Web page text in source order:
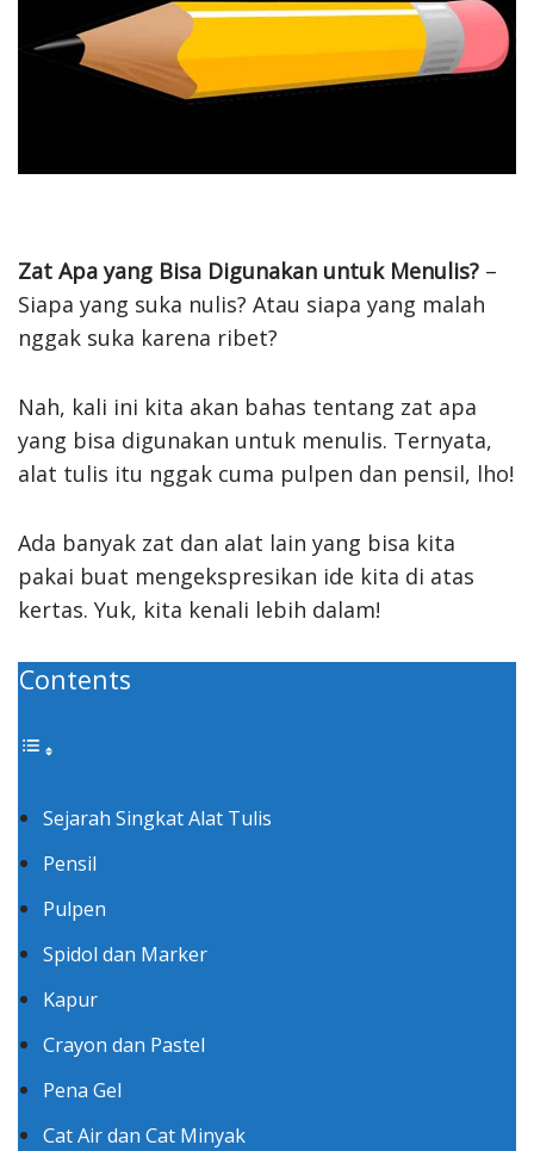
Zat Apa yang Bisa Digunakan untuk Menulis? –
Siapa yang suka nulis? Atau siapa yang malah
nggak suka karena ribet?
Nah, kali ini kita akan bahas tentang zat apa
yang bisa digunakan untuk menulis. Ternyata,
alat tulis itu nggak cuma pulpen dan pensil, lho!
Ada banyak zat dan alat lain yang bisa kita
pakai buat mengekspresikan ide kita di atas
kertas. Yuk, kita kenali lebih dalam!
Contents
Sejarah Singkat Alat Tulis
Pensil
Pulpen
Spidol dan Marker
Kapur
Crayon dan Pastel
Pena Gel
Cat Air dan Cat Minyak